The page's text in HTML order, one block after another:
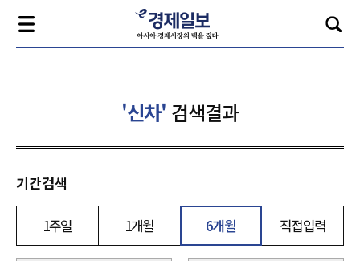
'신차' 검색결과
기간검색
1주일 1개월 6개월 직접입력